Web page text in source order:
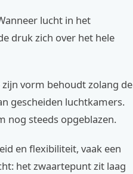
lucht in het
druk zich over het hele
vorm behoudt zolang de
gescheiden luchtkamers.
nog steeds opgeblazen.
en flexibiliteit, vaak een
het zwaartepunt zit laag